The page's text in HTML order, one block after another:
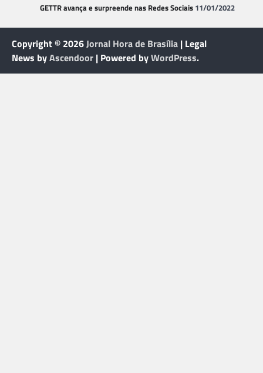
GETTR avança e surpreende nas Redes Sociais 11/01/2022
Copyright © 2026Jornal Hora de Brasília | Legal
News byAscendoor | Powered byWordPress.